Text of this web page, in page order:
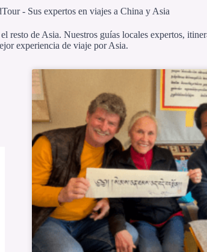
- Sus expertos en viajes a China y Asia
de Asia. Nuestros guías locales expertos,
experiencia de viaje por Asia.